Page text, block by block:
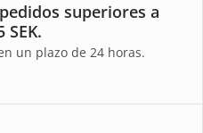
superiores a
SEK.
un plazo de 24 horas.